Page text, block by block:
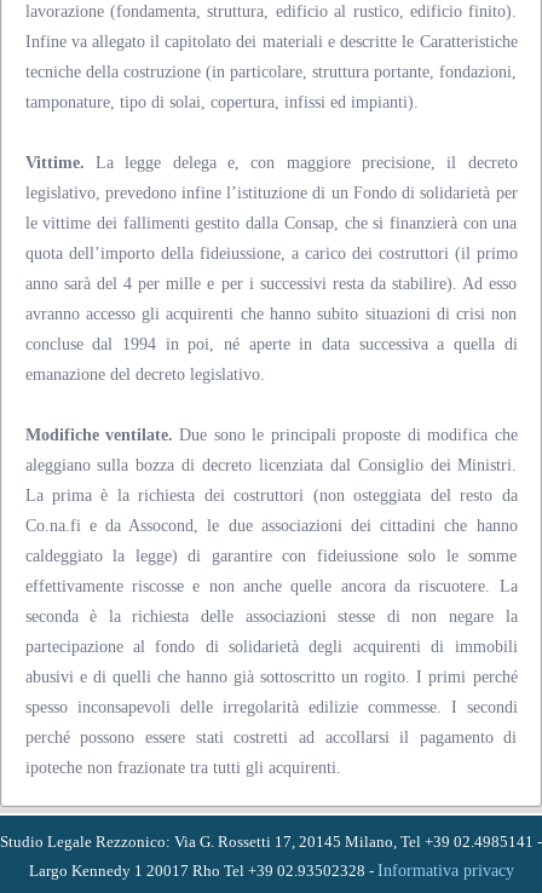
lavorazione (fondamenta, struttura, edificio al rustico, edificio finito).
Infine va allegato il capitolato dei materiali e descritte le Caratteristiche
tecniche della costruzione (in particolare, struttura portante, fondazioni,
tamponature, tipo di solai, copertura, infissi ed impianti).
Vittime. La legge delega e, con maggiore precisione, il decreto
legislativo, prevedono infine l’istituzione di un Fondo di solidarietà per
le vittime dei fallimenti gestito dalla Consap, che si finanzierà con una
quota dell’importo della fideiussione, a carico dei costruttori (il primo
anno sarà del 4 per mille e per i successivi resta da stabilire). Ad esso
avranno accesso gli acquirenti che hanno subito situazioni di crisi non
concluse dal 1994 in poi, né aperte in data successiva a quella di
emanazione del decreto legislativo.
Modifiche ventilate.Due sono le principali proposte di modifica che
aleggiano sulla bozza di decreto licenziata dal Consiglio dei Ministri.
La prima è la richiesta dei costruttori (non osteggiata del resto da
Co.na.fi e da Assocond, le due associazioni dei cittadini che hanno
caldeggiato la legge) di garantire con fideiussione solo le somme
effettivamente riscosse e non anche quelle ancora da riscuotere. La
seconda è la richiesta delle associazioni stesse di non negare la
partecipazione al fondo di solidarietà degli acquirenti di immobili
abusivi e di quelli che hanno già sottoscritto un rogito. I primi perché
spesso inconsapevoli delle irregolarità edilizie commesse. I secondi
perché possono essere stati costretti ad accollarsi il pagamento di
ipoteche non frazionate tra tutti gli acquirenti.
Studio Legale Rezzonico: Via G. Rossetti 17, 20145 Milano, Tel +39 02.4985141 -
Largo Kennedy 1 20017 Rho Tel +39 02.93502328 - Informativa privacy